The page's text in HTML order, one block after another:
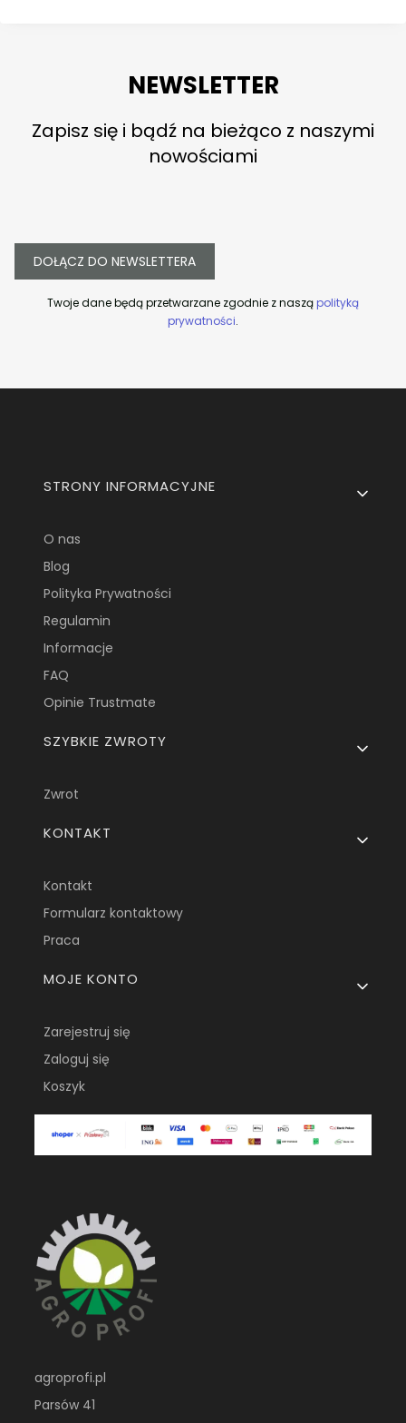
NEWSLETTER
Zapisz się i bądź na bieżąco z naszymi
nowościami
DOŁĄCZ DO NEWSLETTERA
Twoje dane będą przetwarzane zgodnie z nasząpolityką
prywatności.
Linki w stopce
STRONY INFORMACYJNE
O nas
Blog
Polityka Prywatności
Regulamin
Informacje
FAQ
Opinie Trustmate
SZYBKIE ZWROTY
Zwrot
KONTAKT
Kontakt
Formularz kontaktowy
Praca
MOJE KONTO
Zarejestruj się
Zaloguj się
Koszyk
agroprofi.pl
Parsów 41